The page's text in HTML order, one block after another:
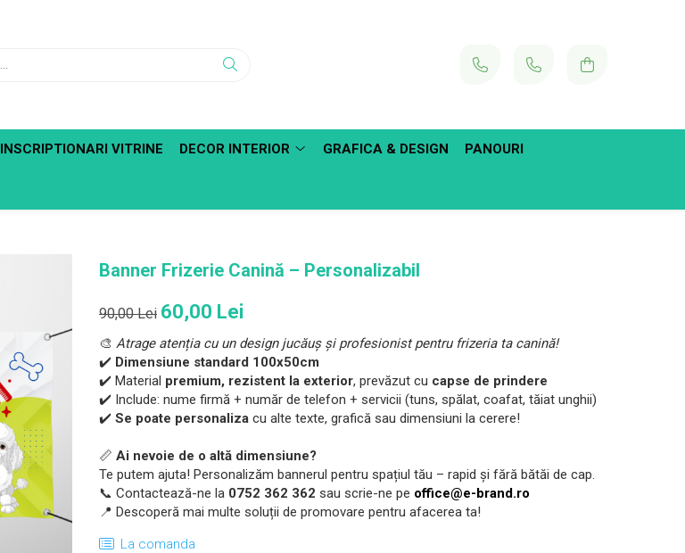
INSCRIPTIONARI VITRINE DECOR INTERIOR GRAFICA & DESIGN PANOURI
Banner Frizerie Canină – Personalizabil
90,00 Lei 60,00 Lei
🎨 Atrage atenția cu un design jucăuș și profesionist pentru frizeria ta canină!
✔️ Dimensiune standard 100x50cm
✔️ Material premium, rezistent la exterior, prevăzut cu capse de prindere
✔️ Include: nume firmă + număr de telefon + servicii (tuns, spălat, coafat, tăiat unghii)
✔️ Se poate personaliza cu alte texte, grafică sau dimensiuni la cerere!
📏 Ai nevoie de o altă dimensiune?
Te putem ajuta! Personalizăm bannerul pentru spațiul tău – rapid și fără bătăi de cap.
📞 Contactează-ne la 0752 362 362 sau scrie-ne pe office@e-brand.ro
📍 Descoperă mai multe soluții de promovare pentru afacerea ta!
La comanda